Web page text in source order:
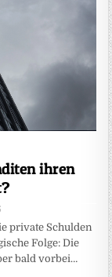
ihren
private Schulden
Folge: Die
bald vorbei…